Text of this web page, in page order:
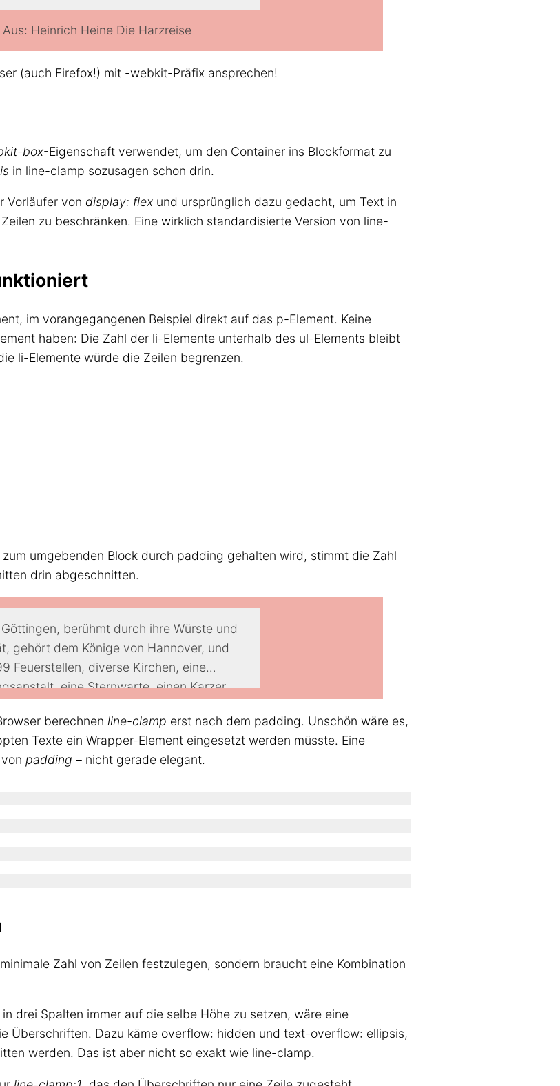
eine Sternwarte, einen Karzer,
und einen Ratskeller, wo das Bier sehr
Bach heißt »die Leine«, und dient
Anlauf nehmen mußte, als er
Aus: Heinrich Heine Die Harzreise
(auch Firefox!) mit -webkit-Präfix ansprechen!
box-Eigenschaft verwendet, um den Container ins Blockformat zu
in line-clamp sozusagen schon drin.
Vorläufer von display: flex und ursprünglich dazu gedacht, um Text in
zu beschränken. Eine wirklich standardisierte Version von line-
im vorangegangenen Beispiel direkt auf das p-Element. Keine
haben: Die Zahl der li-Elemente unterhalb des ul-Elements bleibt
li-Elemente würde die Zeilen begrenzen.
umgebenden Block durch padding gehalten wird, stimmt die Zahl
drin abgeschnitten.
berühmt durch ihre Würste und
gehört dem Könige von Hannover, und
Feuerstellen, diverse Kirchen, eine
eine Sternwarte, einen Karzer,
Bach heißt »die Leine«, und dient
zum Baden; das Wasser ist sehr kalt
berechnen line-clamp erst nach dem padding. Unschön wäre es,
Texte ein Wrapper-Element eingesetzt werden müsste. Eine
padding – nicht gerade elegant.
Zahl von Zeilen festzulegen, sondern braucht eine Kombination
drei Spalten immer auf die selbe Höhe zu setzen, wäre eine
Überschriften. Dazu käme overflow: hidden und text-overflow: ellipsis,
werden. Das ist aber nicht so exakt wie line-clamp.